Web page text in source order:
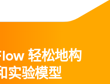
轻松地构
实验模型